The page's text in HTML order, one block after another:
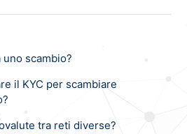
scambio?
il KYC per scambiare
tra reti diverse?